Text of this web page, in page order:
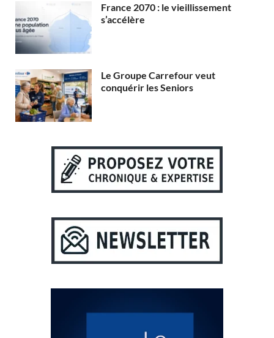
France 2070 : le vieillissement
s’accélère
Le Groupe Carrefour veut
conquérir les Seniors